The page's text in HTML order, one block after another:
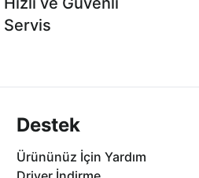
Servis
Destek
Ürününüz İçin Yardım